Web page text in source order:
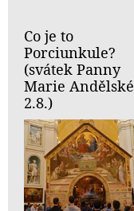
Co je to
Porciunkule?
(svátek Panny
Marie Andělské
2.8.)